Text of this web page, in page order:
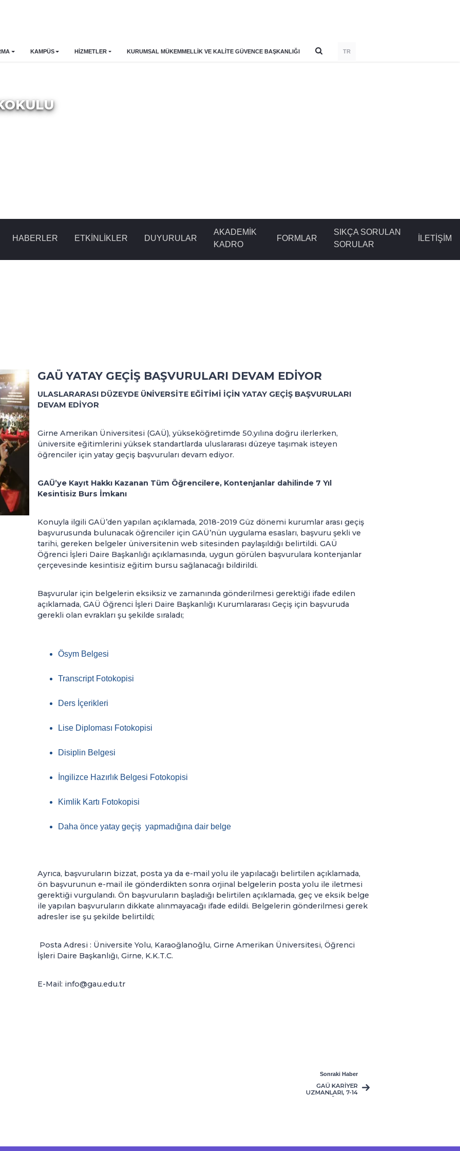
KAMPÜS HİZMETLER KURUMSAL MÜKEMMELLIK VE KALITE GÜVENCE BAŞKANLIĞI TR
HABERLER ETKINLIKLER DUYURULAR
AKADEMİK
KADRO
FORMLAR
SIKÇA SORULAN
SORULAR
İLETİŞİM
GAÜ YATAY GEÇİŞ BAŞVURULARI DEVAM EDİYOR
ULASLARARASI DÜZEYDE ÜNİVERSİTE EĞİTİMİ İÇİN YATAY GEÇİŞ BAŞVURULARI
DEVAM EDİYOR
Girne Amerikan Üniversitesi (GAÜ), yükseköğretimde 50.yılına doğru ilerlerken,
üniversite eğitimlerini yüksek standartlarda uluslararası düzeye taşımak isteyen
öğrenciler için yatay geçiş başvuruları devam ediyor.
GAÜ’ye Kayıt Hakkı Kazanan Tüm Öğrencilere, Kontenjanlar dahilinde 7 Yıl
Kesintisiz Burs İmkanı
Konuyla ilgili GAÜ’den yapılan açıklamada, 2018-2019 Güz dönemi kurumlar arası geçiş
başvurusunda bulunacak öğrenciler için GAÜ’nün uygulama esasları, başvuru şekli ve
tarihi, gereken belgeler üniversitenin web sitesinden paylaşıldığı belirtildi. GAÜ
Öğrenci İşleri Daire Başkanlığı açıklamasında, uygun görülen başvurulara kontenjanlar
çerçevesinde kesintisiz eğitim bursu sağlanacağı bildirildi.
Başvurular için belgelerin eksiksiz ve zamanında gönderilmesi gerektiği ifade edilen
açıklamada, GAÜ Öğrenci İşleri Daire Başkanlığı Kurumlararası Geçiş için başvuruda
gerekli olan evrakları şu şekilde sıraladı;
Ösym Belgesi
Transcript Fotokopisi
Ders İçerikleri
Lise Diploması Fotokopisi
Disiplin Belgesi
İngilizce Hazırlık Belgesi Fotokopisi
Kimlik Kartı Fotokopisi
Daha önce yatay geçiş yapmadığına dair belge
Ayrıca, başvuruların bizzat, posta ya da e-mail yolu ile yapılacağı belirtilen açıklamada,
ön başvurunun e-mail ile gönderdikten sonra orjinal belgelerin posta yolu ile iletmesi
gerektiği vurgulandı. Ön başvuruların başladığı belirtilen açıklamada, geç ve eksik belge
ile yapılan başvuruların dikkate alınmayacağı ifade edildi. Belgelerin gönderilmesi gerek
adresler ise şu şekilde belirtildi;
Posta Adresi : Üniversite Yolu, Karaoğlanoğlu, Girne Amerikan Üniversitesi, Öğrenci
İşleri Daire Başkanlığı, Girne, K.K.T.C.
E-Mail: info@gau.edu.tr
Sonraki Haber
GAÜ KARİYER
UZMANLARI, 7-14
AĞUSTOS